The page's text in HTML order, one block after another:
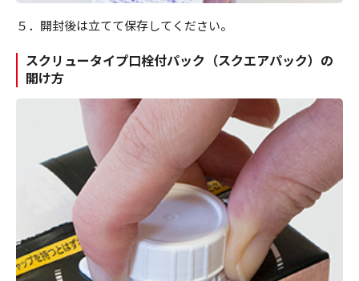
５．開封後は立てて保存してください。
スクリュータイプ口栓付パック（スクエアパック）の
開け方